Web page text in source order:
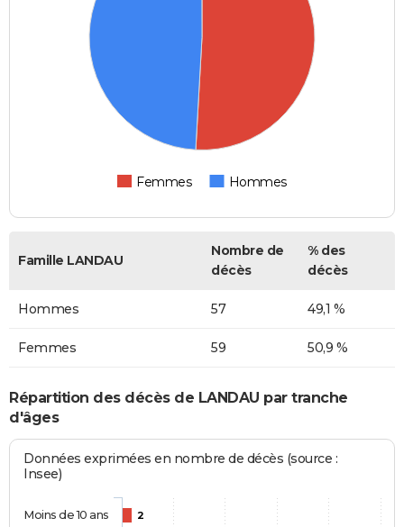
Femmes Hommes
Famille LANDAU
Nombre de
décès
% des
décès
Hommes 57 49,1 %
Femmes 59 50,9 %
Répartition des décès de LANDAU par tranche
d'âges
Données exprimées en nombre de décès (source :
Insee)
2
Moins de 10 ans